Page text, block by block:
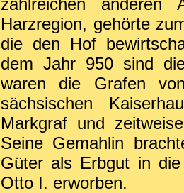
zahlreichen
Harzregion, gehörte
die den Hof
dem Jahr 950 sind
waren die Grafen
sächsischen
Markgraf und
Seine Gemahlin
Güter als Erbgut in
Otto I. erworben.